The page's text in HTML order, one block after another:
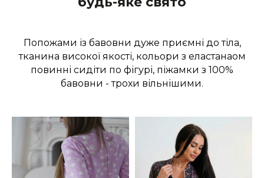
Попожами із бавовни дуже приємні до тіла,
тканина високої якості, кольори з еластанаом
повинні сидіти по фігурі, піжамки з 100%
бавовни - трохи вільнішими.